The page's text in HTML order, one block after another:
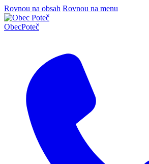
Rovnou na obsah Rovnou na menu
ObecPoteč